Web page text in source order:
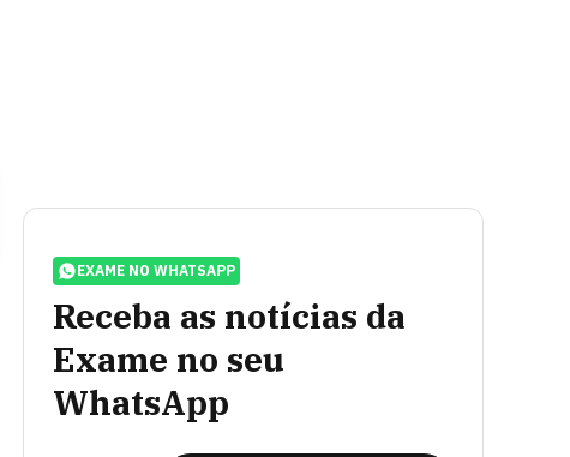
EXAME NO WHATSAPP
Receba as notícias da
Exame no seu
WhatsApp